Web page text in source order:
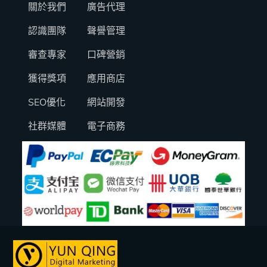
關於我們
認識團隊
審查專家
獲得獎項
SEO優化
社群媒體
廣告代理
聲譽管理
口碑營銷
應用商店
網站開發
電子商務